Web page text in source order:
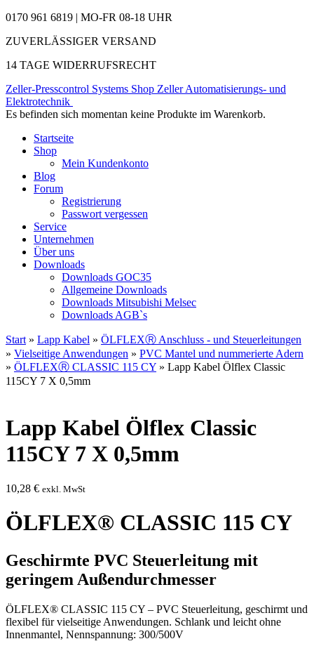
0170 961 6819 | MO-FR 08-18 UHR
ZUVERLÄSSIGER VERSAND
14 TAGE WIDERRUFSRECHT
Zeller-Presscontrol Systems Shop Zeller Automatisierungs- und
Elektrotechnik
Es befinden sich momentan keine Produkte im Warenkorb.
Startseite
Shop
Mein Kundenkonto
Blog
Forum
Registrierung
Passwort vergessen
Service
Unternehmen
Über uns
Downloads
Downloads GOC35
Allgemeine Downloads
Downloads Mitsubishi Melsec
Downloads AGB`s
Start » Lapp Kabel » ÖLFLEXⓇ Anschluss - und Steuerleitungen
» Vielseitige Anwendungen » PVC Mantel und nummerierte Adern
» ÖLFLEXⓇ CLASSIC 115 CY » Lapp Kabel Ölflex Classic
115CY 7 X 0,5mm
Lapp Kabel Ölflex Classic
115CY 7 X 0,5mm
10,28 € exkl. MwSt
ÖLFLEX® CLASSIC 115 CY
Geschirmte PVC Steuerleitung mit
geringem Außendurchmesser
ÖLFLEX® CLASSIC 115 CY – PVC Steuerleitung, geschirmt und
flexibel für vielseitige Anwendungen. Schlank und leicht ohne
Innenmantel, Nennspannung: 300/500V